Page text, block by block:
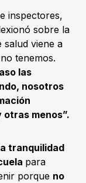
inspectores,
sobre la
salud viene a
tenemos.
las
nosotros
otras menos”.
tranquilidad
para
porque no